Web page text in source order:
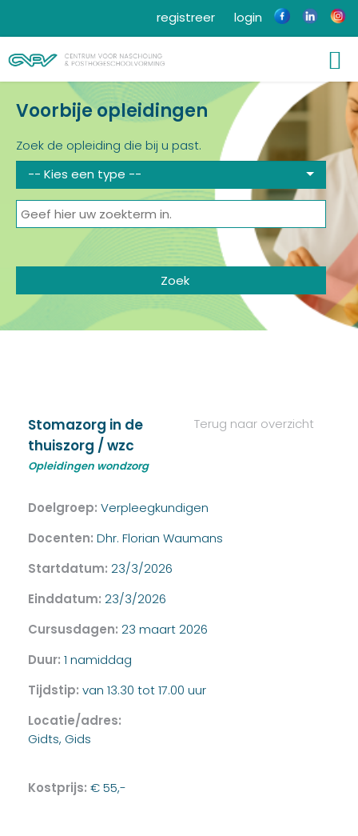
login
registreer
Voorbije opleidingen
Zoek de opleiding die bij u past.
-- Kies een type --
Terug naar overzicht
Stomazorg in de
thuiszorg / wzc
Opleidingen wondzorg
Doelgroep: Verpleegkundigen
Docenten: Dhr. Florian Waumans
Startdatum: 23/3/2026
Einddatum: 23/3/2026
Cursusdagen: 23 maart 2026
Duur: 1 namiddag
Tijdstip: van 13.30 tot 17.00 uur
Locatie/adres:
Gidts, Gids
Kostprijs: € 55,-